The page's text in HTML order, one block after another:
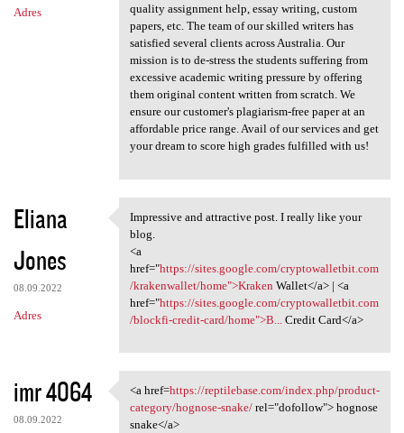
Adres
quality assignment help, essay writing, custom
papers, etc. The team of our skilled writers has
satisfied several clients across Australia. Our
mission is to de-stress the students suffering from
excessive academic writing pressure by offering
them original content written from scratch. We
ensure our customer's plagiarism-free paper at an
affordable price range. Avail of our services and get
your dream to score high grades fulfilled with us!
Eliana
Jones
08.09.2022
Adres
Impressive and attractive
Impressive and attractive post. I really like your
blog.
<a
href="https://sites.google.com/cryptowalletbit.com
/krakenwallet/home">Kraken Wallet</a> | <a
href="https://sites.google.com/cryptowalletbit.com
/blockfi-credit-card/home">B...
Credit Card</a>
imr 4064
08.09.2022
<a href=https://reptilebase
<a href=https://reptilebase.com/index.php/product-
category/hognose-snake/rel="dofollow"> hognose
snake</a>